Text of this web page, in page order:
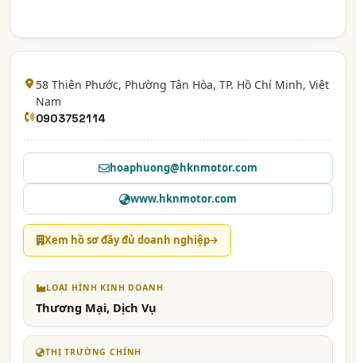
58 Thiên Phước, Phường Tân Hòa, TP. Hồ Chí Minh, Việt
Nam
0903752114
hoaphuong@hknmotor.com
www.hknmotor.com
Xem hồ sơ đầy đủ doanh nghiệp
LOẠI HÌNH KINH DOANH
Thương Mại, Dịch Vụ
THỊ TRƯỜNG CHÍNH